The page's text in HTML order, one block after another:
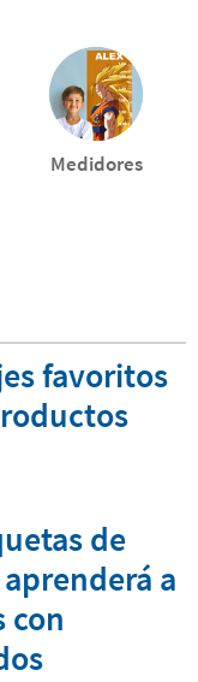
Medidores
favoritos
de
a
con